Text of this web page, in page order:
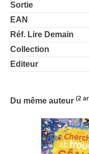
Sortie
EAN
Réf. Lire Demain
Collection
Editeur
Du même auteur (2